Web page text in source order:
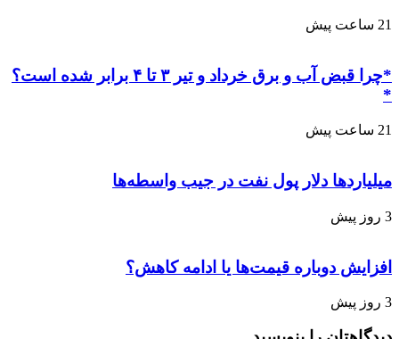
21 ساعت پیش
*چرا قبض آب و برق خرداد و تیر ۳ تا ۴ برابر شده است؟
*
21 ساعت پیش
میلیاردها دلار پول نفت در جیب واسطه‌ها
3 روز پیش
افزایش دوباره قیمت‌ها یا ادامه کاهش؟
3 روز پیش